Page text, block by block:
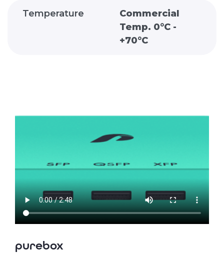
Temperature
Commercial
Temp. 0°C -
+70°C
purebox